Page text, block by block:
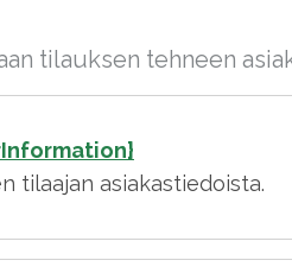
tilauksen tehneen
tilaajan asiakastiedoista.